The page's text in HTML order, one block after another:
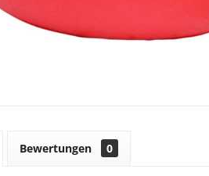
Bewertungen 0